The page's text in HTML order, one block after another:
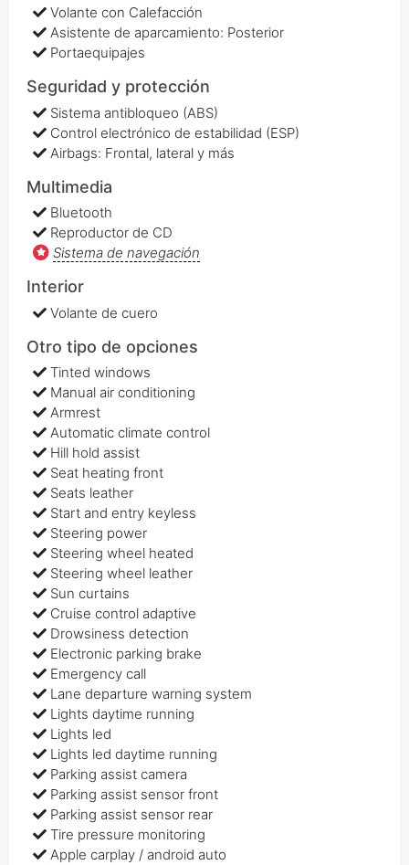
Volante con Calefacción
Asistente de aparcamiento: Posterior
Portaequipajes
Seguridad y protección
Sistema antibloqueo (ABS)
Control electrónico de estabilidad (ESP)
Airbags: Frontal, lateral y más
Multimedia
Bluetooth
Reproductor de CD
Sistema de navegación
Interior
Volante de cuero
Otro tipo de opciones
Tinted windows
Manual air conditioning
Armrest
Automatic climate control
Hill hold assist
Seat heating front
Seats leather
Start and entry keyless
Steering power
Steering wheel heated
Steering wheel leather
Sun curtains
Cruise control adaptive
Drowsiness detection
Electronic parking brake
Emergency call
Lane departure warning system
Lights daytime running
Lights led
Lights led daytime running
Parking assist camera
Parking assist sensor front
Parking assist sensor rear
Tire pressure monitoring
Apple carplay / android auto